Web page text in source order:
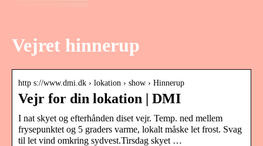
Vejret hinnerup
http s://www.dmi.dk › lokation › show › Hinnerup
Vejr for din lokation | DMI
I nat skyet og efterhånden diset vejr. Temp. ned mellem
frysepunktet og 5 graders varme, lokalt måske let frost. Svag
til let vind omkring sydvest.Tirsdag skyet …